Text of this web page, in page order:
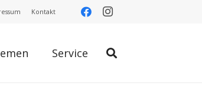
Kontakt
Service